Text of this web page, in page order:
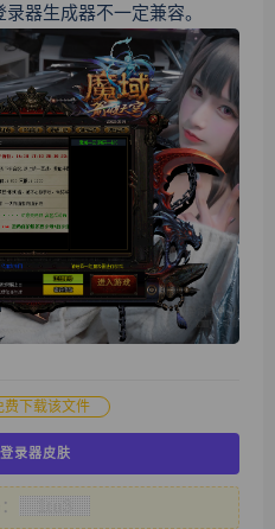
器生成器不一定兼容。
费下载该文件
录器皮肤